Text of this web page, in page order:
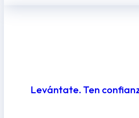
Levántate. Ten